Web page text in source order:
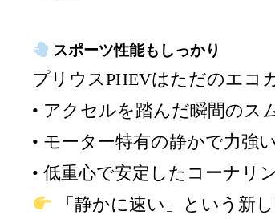
スポーツ性能もしっかり
プリウスPHEVはただのエコ
• アクセルを踏んだ瞬間のス
• モーター特有の静かで力強
• 低重心で安定したコーナリ
「静かに速い」という新